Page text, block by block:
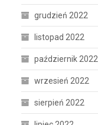
grudzień 2022
listopad 2022
październik 2022
wrzesień 2022
sierpień 2022